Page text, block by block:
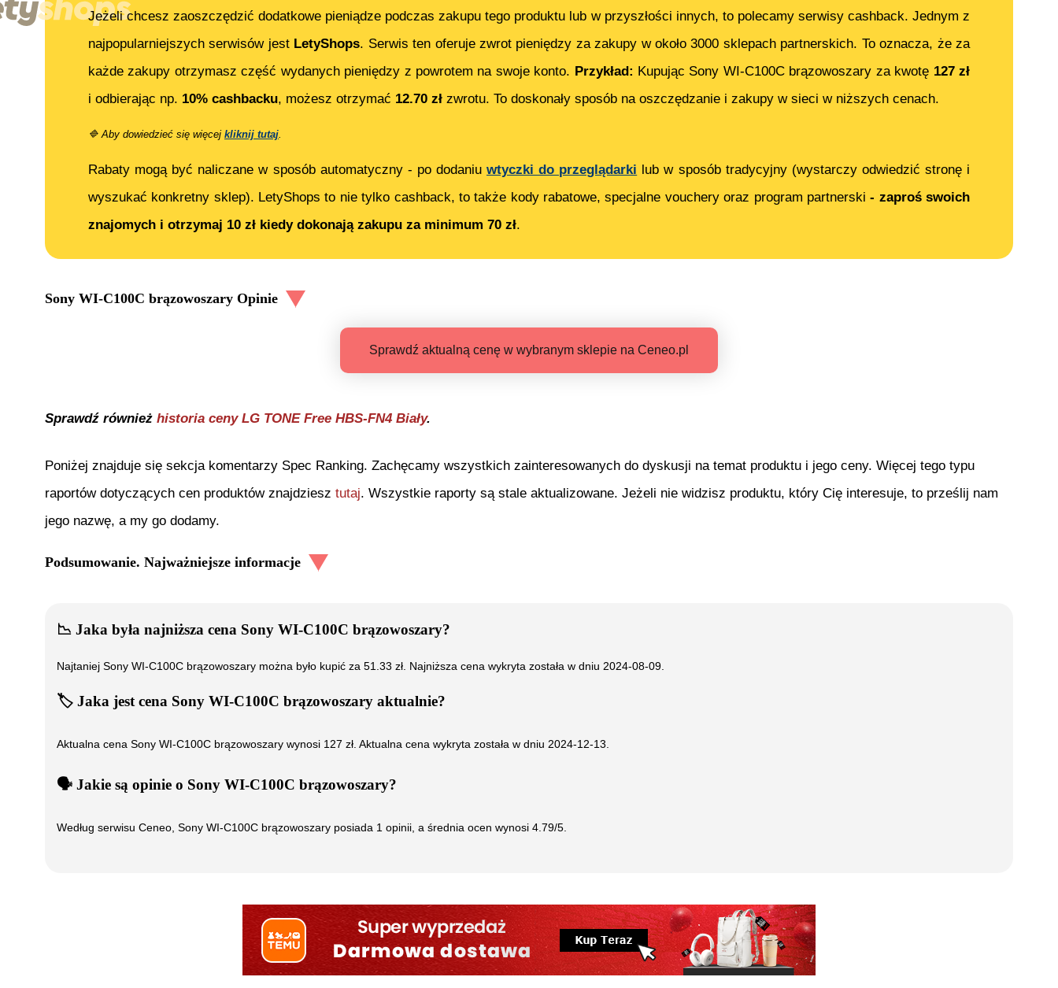
Jeżeli chcesz zaoszczędzić dodatkowe pieniądze podczas zakupu tego produktu lub w przyszłości innych, to polecamy serwisy cashback. Jednym z
najpopularniejszych serwisów jest LetyShops. Serwis ten oferuje zwrot pieniędzy za zakupy w około 3000 sklepach partnerskich. To oznacza, że za
każde zakupy otrzymasz część wydanych pieniędzy z powrotem na swoje konto. Przykład: Kupując Sony WI-C100C brązowoszary za kwotę 127zł
i odbierając np. 10% cashbacku, możesz otrzymać 12.70 zł zwrotu. To doskonały sposób na oszczędzanie i zakupy w sieci w niższych cenach.
🔷 Aby dowiedzieć się więcej kliknij tutaj.
Rabaty mogą być naliczane w sposób automatyczny - po dodaniu wtyczki do przeglądarki lub w sposób tradycyjny (wystarczy odwiedzić stronę i
wyszukać konkretny sklep). LetyShops to nie tylko cashback, to także kody rabatowe, specjalne vouchery oraz program partnerski- zaproś swoich
znajomych i otrzymaj 10 zł kiedy dokonają zakupu za minimum 70 zł.
Sony WI-C100C brązowoszary Opinie
Sprawdź aktualną cenę w wybranym sklepie na Ceneo.pl
Sprawdź również historia ceny LG TONE Free HBS-FN4 Biały.
Poniżej znajduje się sekcja komentarzy Spec Ranking. Zachęcamy wszystkich zainteresowanych do dyskusji na temat produktu i jego ceny. Więcej tego typu
raportów dotyczących cen produktów znajdziesz tutaj. Wszystkie raporty są stale aktualizowane. Jeżeli nie widzisz produktu, który Cię interesuje, to prześlij nam
jego nazwę, a my go dodamy.
Podsumowanie. Najważniejsze informacje
📉 Jaka była najniższa cena Sony WI-C100C brązowoszary?
Najtaniej Sony WI-C100C brązowoszary można było kupić za 51.33 zł. Najniższa cena wykryta została w dniu 2024-08-09.
🏷️ Jaka jest cena Sony WI-C100C brązowoszary aktualnie?
Aktualna cena Sony WI-C100C brązowoszary wynosi 127 zł. Aktualna cena wykryta została w dniu 2024-12-13
🗣️ ️ Jakie są opinie o Sony WI-C100C brązowoszary?
Według serwisu Ceneo, Sony WI-C100C brązowoszary posiada 1 opinii, a średnia ocen wynosi 4.79/5.